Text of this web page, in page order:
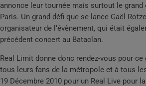
annonce leur tournée mais surtout le
Paris. Un grand défi que se lance Gaël
organisateur de l’évènement, qui était
précédent concert au Bataclan.
Real Limit donne donc rendez-vous pour ce
tous leurs fans de la métropole et à tous
19 Décembre 2010 pour un Real Live pour